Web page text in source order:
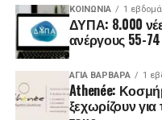
ΚΟΙΝΩΝΊΑ 1
ΔΥΠΑ: 8.000
ανέργους 55-
ΑΓΙΑ ΒΑΡΒΑΡΑ 1
Athenée:
ξεχωρίζουν για